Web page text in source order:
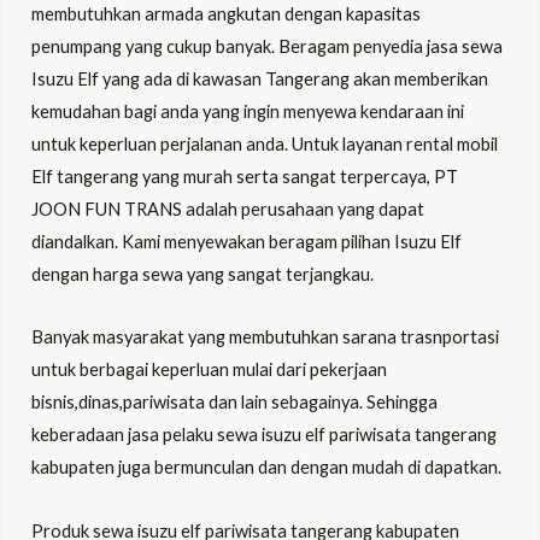
membutuhkan armada angkutan dengan kapasitas
penumpang yang cukup banyak. Beragam penyedia jasa sewa
Isuzu Elf yang ada di kawasan Tangerang akan memberikan
kemudahan bagi anda yang ingin menyewa kendaraan ini
untuk keperluan perjalanan anda. Untuk layanan rental mobil
Elf tangerang yang murah serta sangat terpercaya, PT
JOON FUN TRANS adalah perusahaan yang dapat
diandalkan. Kami menyewakan beragam pilihan Isuzu Elf
dengan harga sewa yang sangat terjangkau.
Banyak masyarakat yang membutuhkan sarana trasnportasi
untuk berbagai keperluan mulai dari pekerjaan
bisnis,dinas,pariwisata dan lain sebagainya. Sehingga
keberadaan jasa pelaku sewa isuzu elf pariwisata tangerang
kabupaten juga bermunculan dan dengan mudah di dapatkan.
Produk sewa isuzu elf pariwisata tangerangkabupaten